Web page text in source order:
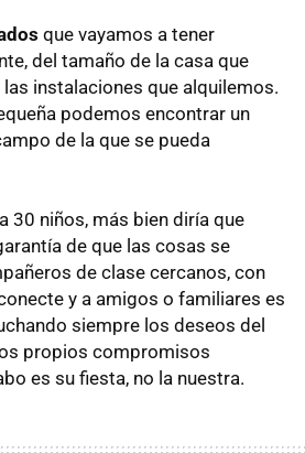
que vayamos a tener
del tamaño de la casa que
instalaciones que alquilemos.
podemos encontrar un
de la que se pueda
30 niños, más bien diría que
de que las cosas se
de clase cercanos, con
y a amigos o familiares es
siempre los deseos del
propios compromisos
es su fiesta, no la nuestra.